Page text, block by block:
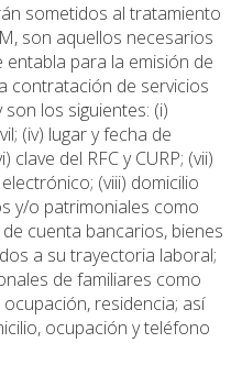
sometidos al tratamiento
son aquellos necesarios
para la emisión de
contratación de servicios
los siguientes: (i)
(iv) lugar y fecha de
del RFC y CURP; (vii)
(viii) domicilio
y/o patrimoniales como
cuenta bancarios, bienes
a su trayectoria laboral;
de familiares como
residencia; así
ocupación y teléfono